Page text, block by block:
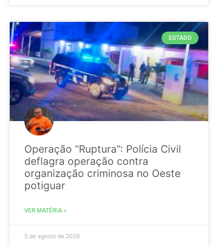
ESTADO
Operação “Ruptura”: Polícia Civil
deflagra operação contra
organização criminosa no Oeste
potiguar
VER MATÉRIA »
5 de agosto de 2026